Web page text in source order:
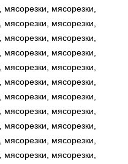
мясорезки,
мясорезки,
мясорезки,
мясорезки,
мясорезки,
мясорезки,
мясорезки,
мясорезки,
мясорезки,
мясорезки,
мясорезки,